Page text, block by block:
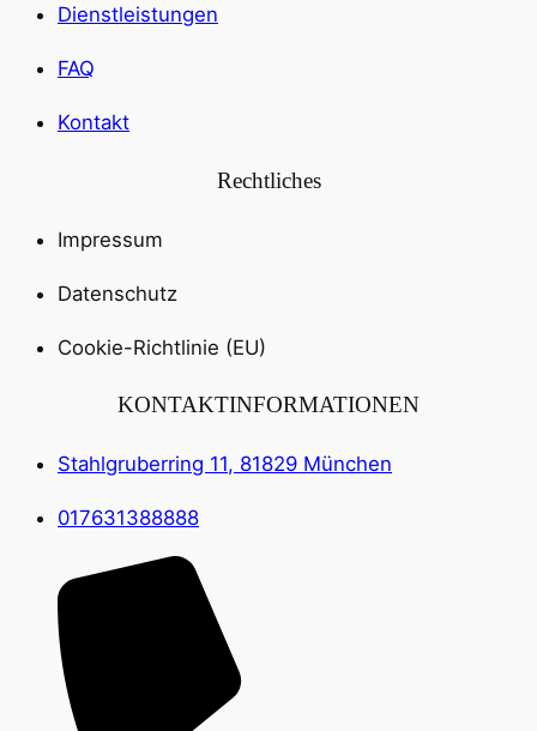
Dienstleistungen
FAQ
Kontakt
Rechtliches
Impressum
Datenschutz
Cookie-Richtlinie (EU)
KONTAKTINFORMATIONEN
Stahlgruberring 11, 81829 München
017631388888